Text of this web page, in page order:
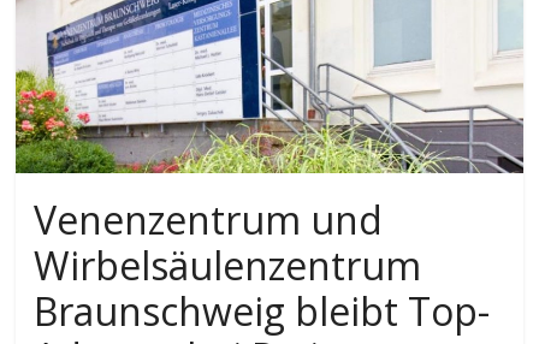
Venenzentrum und
Wirbelsäulenzentrum
Braunschweig bleibt Top-